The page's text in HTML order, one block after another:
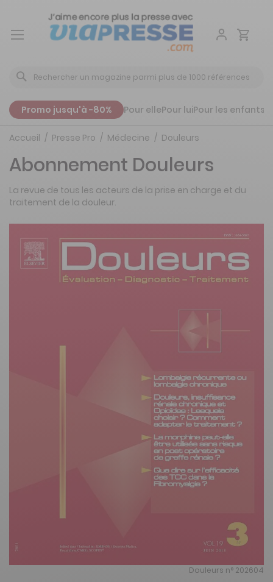
Aller
Promo jusqu'à -80% Pour ellePour luiPour les enfants
Accueil Presse Pro Médecine Douleurs
Douleurs n° 202604
Abonnement Douleurs
La revue de tous les acteurs de la prise en charge et du
traitement de la douleur.